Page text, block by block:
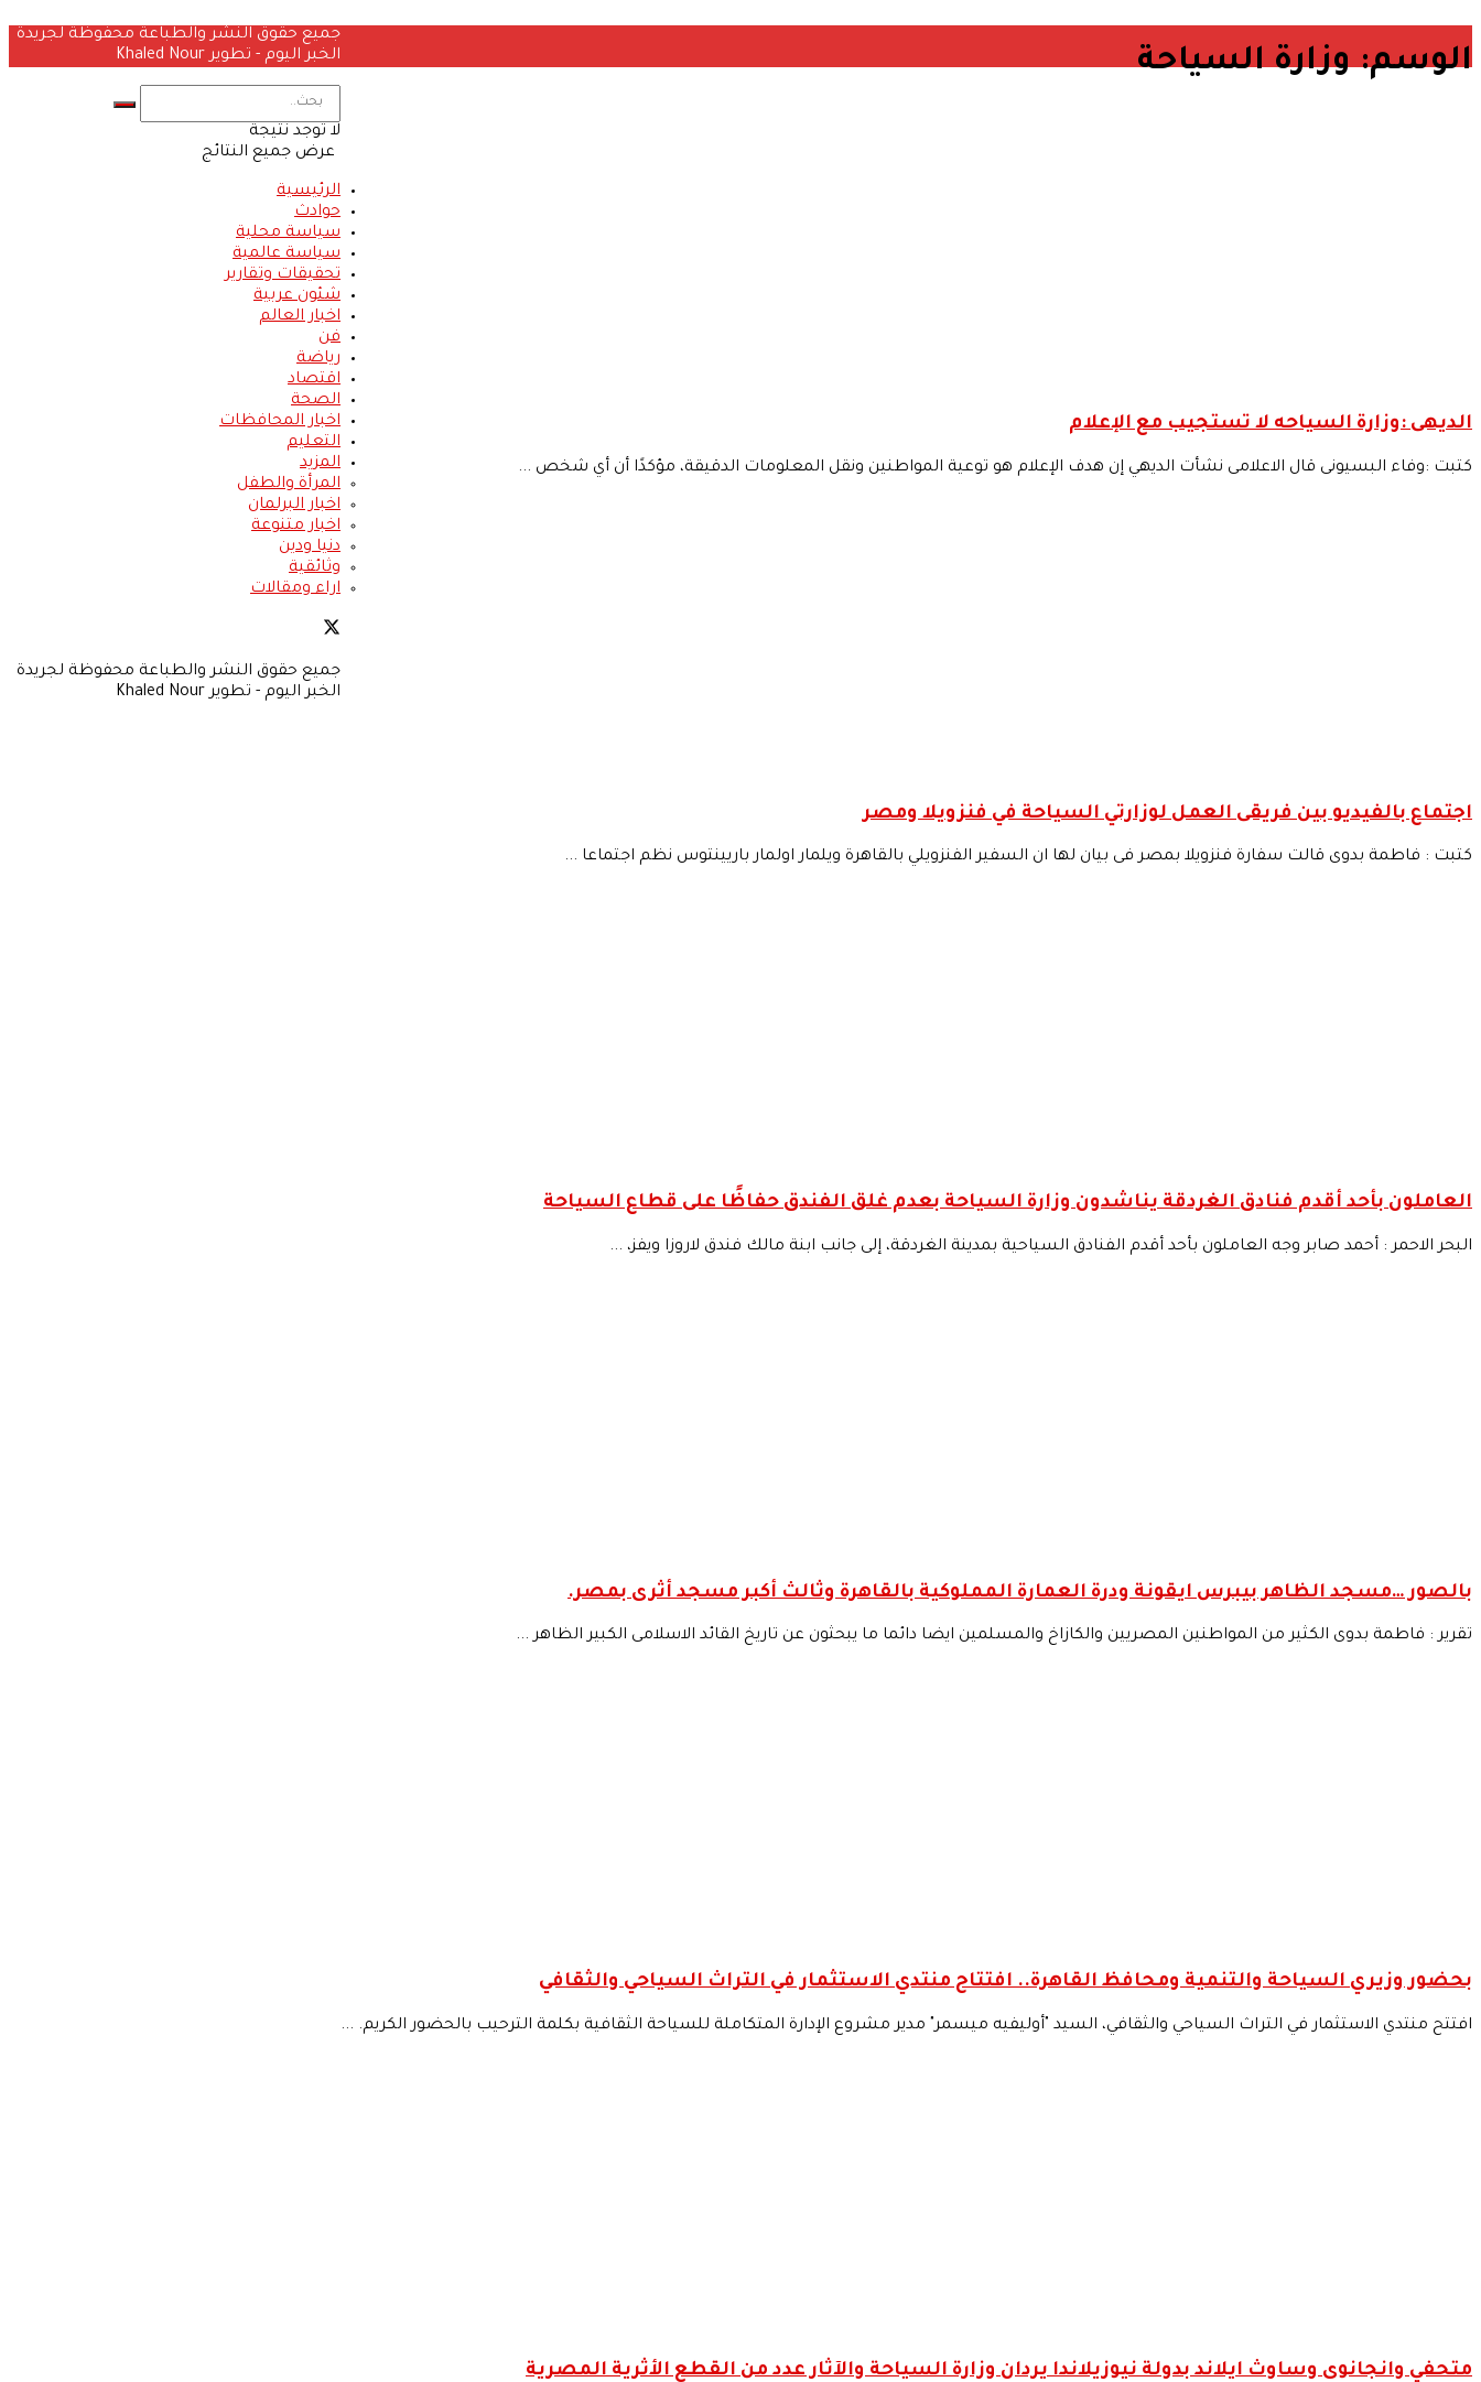
الوسم:وزارة السياحة
الديهى :وزارة السياحه لا تستجيب مع الإعلام
كتبت :وفاء البسيونى قال الاعلامى نشأت الديهي إن هدف الإعلام هو توعية المواطنين ونقل المعلومات الدقيقة، مؤكدًا أن أي شخص ...
اجتماع بالفيديو بين فريقى العمل لوزارتي السياحة في فنزويلا ومصر
كتبت : فاطمة بدوى قالت سفارة فنزويلا بمصر فى بيان لها ان السفير الفنزويلي بالقاهرة ويلمار اولمار باريينتوس نظم اجتماعا ...
العاملون بأحد أقدم فنادق الغردقة يناشدون وزارة السياحة بعدم غلق الفندق حفاظًا على قطاع السياحة
البحر الاحمر : أحمد صابر وجه العاملون بأحد أقدم الفنادق السياحية بمدينة الغردقة، إلى جانب ابنة مالك فندق لاروزا ويفز، ...
بالصور …مسجد الظاهر بيبرس ايقونة ودرة العمارة المملوكية بالقاهرة وثالث أكبر مسجد أثرى بمصر.
تقرير : فاطمة بدوى الكثير من المواطنين المصريين والكازاخ والمسلمين ايضا دائما ما يبحثون عن تاريخ القائد الاسلامى الكبير الظاهر ...
بحضور وزيري السياحة والتنمية ومحافظ القاهرة.. افتتاح منتدي الاستثمار في التراث السياحي والثقافي
افتتح منتدي الاستثمار في التراث السياحي والثقافي، السيد "أوليفيه ميسمر" مدير مشروع الإدارة المتكاملة للسياحة الثقافية بكلمة الترحيب بالحضور الكريم. ...
متحفي وانجانوى وساوث ايلاند بدولة نيوزيلاندا يردان وزارة السياحة والآثار عدد من القطع الأثرية المصرية
جميع حقوق النشر والطباعة محفوظة لجريدة
الخبر اليوم - تطوير Khaled Nour
لا توجد نتيجة
عرض جميع النتائج
الرئيسية
حوادث
سياسة محلية
سياسة عالمية
تحقيقات وتقارير
شئون عربية
اخبار العالم
فن
رياضة
اقتصاد
الصحة
اخبار المحافظات
التعليم
المزيد
المرأة والطفل
اخبار البرلمان
اخبار متنوعة
دنيا ودين
وثائقية
اراء ومقالات
جميع حقوق النشر والطباعة محفوظة لجريدة
الخبر اليوم - تطوير Khaled Nour